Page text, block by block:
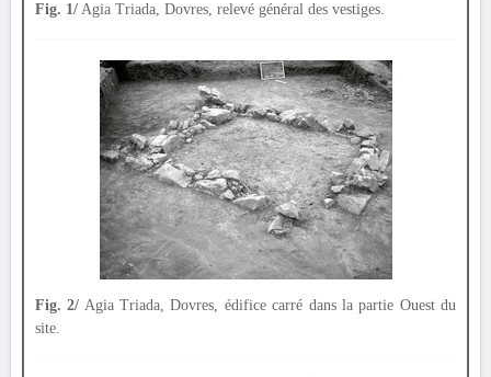
Fig. 1/ Agia Triada, Dovres, relevé général des vestiges.
Fig. 2/ Agia Triada, Dovres, édifice carré dans la partie Ouest du
site.